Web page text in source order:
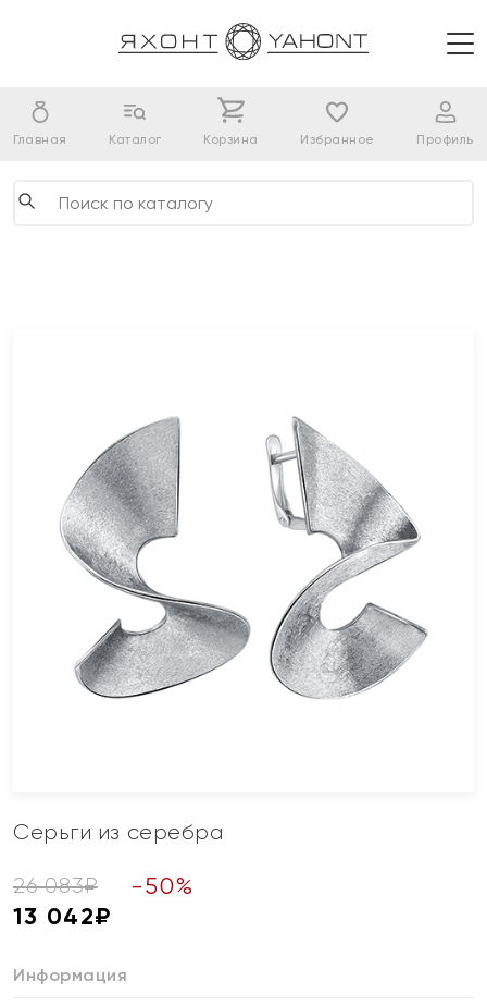
Главная Каталог Корзина Избранное Профиль
Серьги из серебра
26 083₽ -50%
13 042₽
Информация